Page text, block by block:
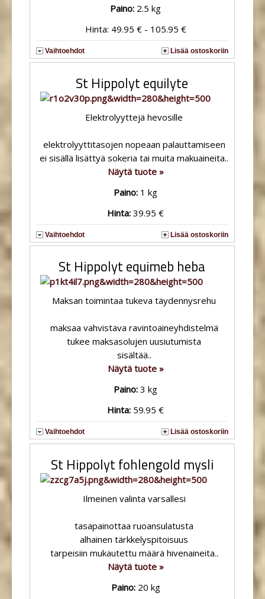
Paino: 2.5 kg
Hinta: 49.95 € - 105.95 €
Vaihtoehdot Lisää ostoskoriin
St Hippolyt equilyte
Elektrolyyttejä hevosille
elektrolyyttitasojen nopeaan palauttamiseen
ei sisällä lisättyä sokeria tai muita makuaineita..
Näytä tuote »
Paino: 1 kg
Hinta:39.95 €
Vaihtoehdot Lisää ostoskoriin
St Hippolyt equimeb heba
Maksan toimintaa tukeva täydennysrehu
maksaa vahvistava ravintoaineyhdistelmä
tukee maksasolujen uusiutumista
sisältää..
Näytä tuote »
Paino:3 kg
Hinta: 59.95 €
Vaihtoehdot Lisää ostoskoriin
St Hippolyt fohlengold mysli
Ilmeinen valinta varsallesi
tasapainottaa ruoansulatusta
alhainen tärkkelyspitoisuus
tarpeisiin mukautettu määrä hivenaineita..
Näytä tuote »
Paino: 20 kg